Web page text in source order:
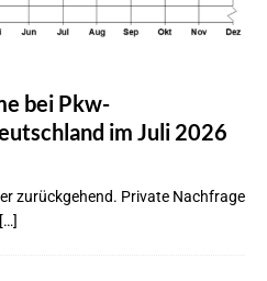
bei Pkw-
im Juli 2026
zurückgehend. Private Nachfrage